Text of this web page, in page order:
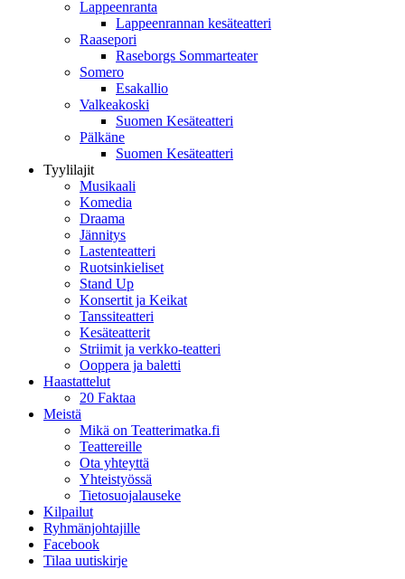
Lappeenranta
Lappeenrannan kesäteatteri
Raasepori
Raseborgs Sommarteater
Somero
Esakallio
Valkeakoski
Suomen Kesäteatteri
Pälkäne
Suomen Kesäteatteri
Tyylilajit
Musikaali
Komedia
Draama
Jännitys
Lastenteatteri
Ruotsinkieliset
Stand Up
Konsertit ja Keikat
Tanssiteatteri
Kesäteatterit
Striimit ja verkko-teatteri
Ooppera ja baletti
Haastattelut
20 Faktaa
Meistä
Mikä on Teatterimatka.fi
Teattereille
Ota yhteyttä
Yhteistyössä
Tietosuojalauseke
Kilpailut
Ryhmänjohtajille
Facebook
Tilaa uutiskirje